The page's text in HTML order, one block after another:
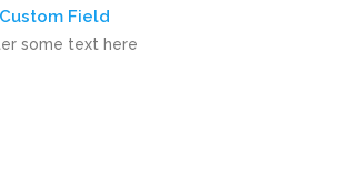
Custom Field
some text here